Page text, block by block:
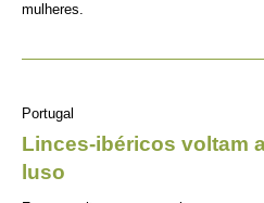
mulheres.
Portugal
Linces-ibéricos voltam
luso